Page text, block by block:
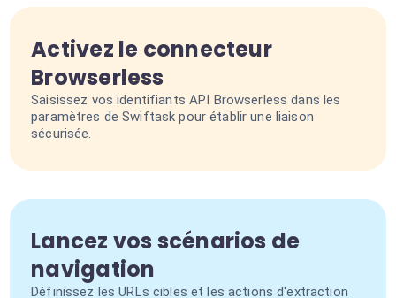
Activez le connecteur
Browserless
Saisissez vos identifiants API Browserless dans les
paramètres de Swiftask pour établir une liaison
sécurisée.
Lancez vos scénarios de
navigation
Définissez les URLs cibles et les actions d'extraction